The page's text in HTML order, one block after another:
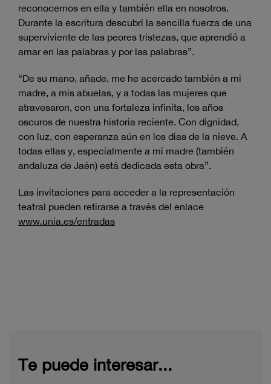
reconocernos en ella y también ella en nosotros.
Durante la escritura descubrí la sencilla fuerza de una
superviviente de las peores tristezas, que aprendió a
amar en las palabras y por las palabras”.
“De su mano, añade, me he acercado también a mi
madre, a mis abuelas, y a todas las mujeres que
atravesaron, con una fortaleza infinita, los años
oscuros de nuestra historia reciente. Con dignidad,
con luz, con esperanza aún en los días de la nieve. A
todas ellas y, especialmente a mi madre (también
andaluza de Jaén) está dedicada esta obra”.
Las invitaciones para acceder a la representación
teatral pueden retirarse a través del enlace
www.unia.es/entradas
Te puede interesar...